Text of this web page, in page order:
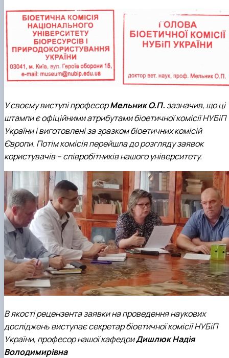
У своєму виступі професорМельник О.П. зазначив, що ці
штампи є офіційними атрибутами біоетичної комісії НУБіП
України і виготовлені за зразком біоетичних комісій
Європи. Потім комісія перейшла до розгляду заявок
користувачів – співробітників нашого університету.
В якості рецензента заявки на проведення наукових
досліджень виступає секретар біоетичної комісії НУБіП
України, професор нашої кафедриДишлюк Надія
Володимирівна